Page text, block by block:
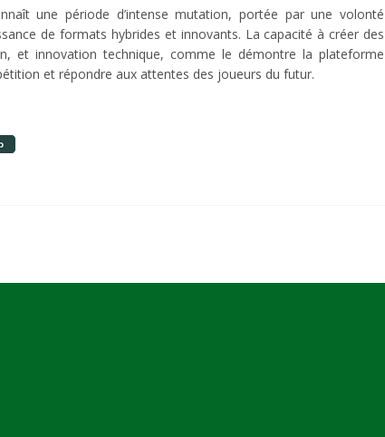
une période d’intense mutation, portée par une volonté
de formats hybrides et innovants. La capacité à créer des
et innovation technique, comme le démontre la plateforme
et répondre aux attentes des joueurs du futur.